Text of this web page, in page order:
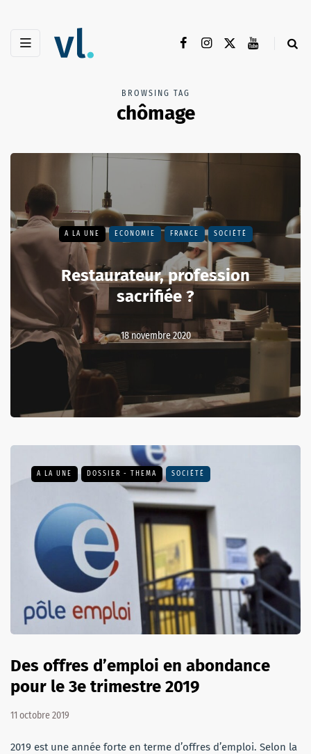
BROWSING TAG
chômage
A LA UNE ECONOMIE FRANCE SOCIÉTÉ
Restaurateur, profession
sacrifiée ?
18 novembre 2020
A LA UNE DOSSIER - THEMA SOCIÉTÉ
Des offres d’emploi en abondance
pour le 3e trimestre 2019
11 octobre 2019
2019 est une année forte en terme d’offres d’emploi. Selon la